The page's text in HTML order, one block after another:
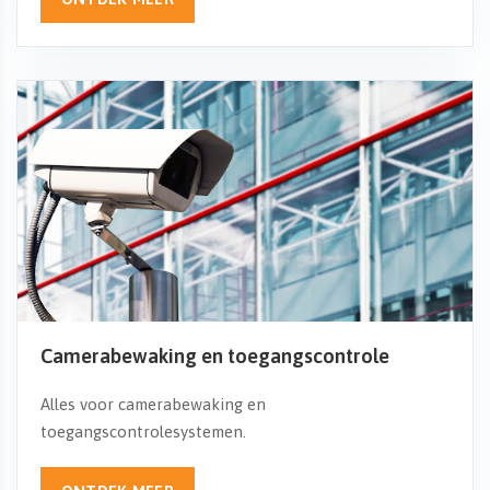
Camerabewaking en toegangscontrole
Alles voor camerabewaking en
toegangscontrolesystemen.